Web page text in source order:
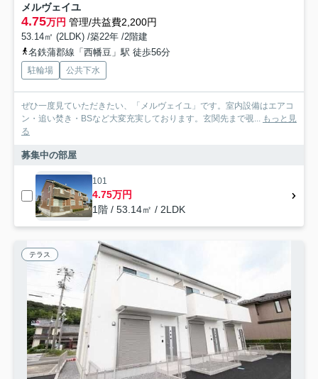
メルヴェイユ
4.75万円 管理/共益費2,200円
53.14㎡ (2LDK) /築22年 /2階建
名鉄蒲郡線「西幡豆」駅 徒歩56分
駐輪場 公共下水
ぜひ一度見ていただきたい、「メルヴェイユ」です。室内設備はエアコ
ン・追い焚き・BSなど大変充実しております。玄関先まで覗... もっと見
る
募集中の部屋
101
4.75万円
1階 / 53.14㎡ / 2LDK
テラス